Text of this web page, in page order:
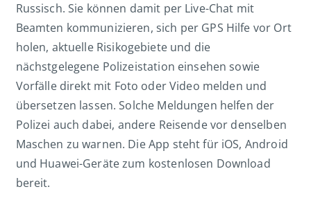
Russisch. Sie können damit per Live-Chat mit
Beamten kommunizieren, sich per GPS Hilfe vor Ort
holen, aktuelle Risikogebiete und die
nächstgelegene Polizeistation einsehen sowie
Vorfälle direkt mit Foto oder Video melden und
übersetzen lassen. Solche Meldungen helfen der
Polizei auch dabei, andere Reisende vor denselben
Maschen zu warnen. Die App steht für iOS, Android
und Huawei-Geräte zum kostenlosen Download
bereit.